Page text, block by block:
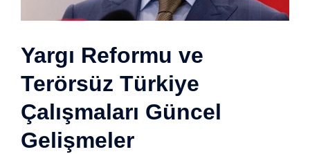
Yargı Reformu ve
Terörsüz Türkiye
Çalışmaları Güncel
Gelişmeler